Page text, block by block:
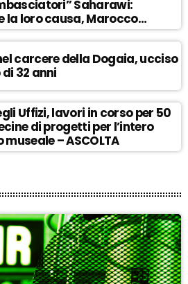
Saharawi:
la loro causa, Marocco
invadente” – ASCOLTA
carcere della Dogaia, ucciso
32 anni
Uffizi, lavori in corso per 50
di progetti per l’intero
– ASCOLTA